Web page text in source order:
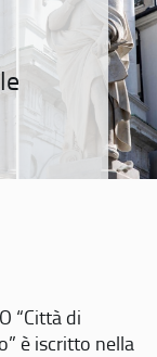
“Città di
è iscritto nella